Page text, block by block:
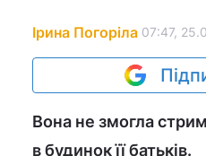
Ірина Погоріла 07:47,
Вона не змогла
в будинок її батьків.